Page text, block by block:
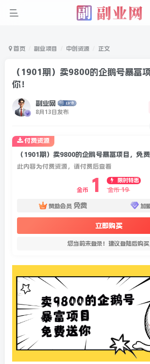
首页 副业项目 中创资源 正文
（1901期）卖9800的企鹅号暴富
你！
副业网
8月13日发布
（1901期）卖9800的企鹅号暴富项目，免费
此内容为付费资源，请付费后查看
金币 1
限时特惠
金币 19
赞助会员 免费 加
立即购买
您当前未登录！建议登陆后购
付费资源